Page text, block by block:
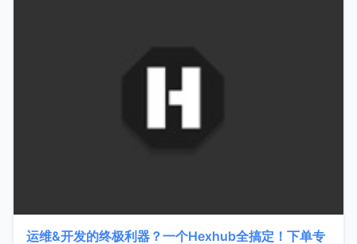
运维&开发的终极利器？一个Hexhub全搞定！下单专